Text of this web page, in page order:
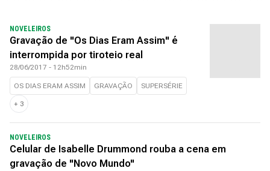
NOVELEIROS
Gravação de "Os Dias Eram Assim" é
interrompida por tiroteio real
28/06/2017 - 12h52min
OS DIAS ERAM ASSIM GRAVAÇÃO SUPERSÉRIE
+ 3
NOVELEIROS
Celular de Isabelle Drummond rouba a cena em
gravação de "Novo Mundo"